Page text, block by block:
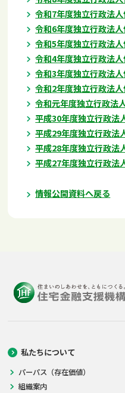
令和7年度独立行政法
令和6年度独立行政法
令和5年度独立行政法
令和4年度独立行政法
令和3年度独立行政法
令和2年度独立行政法
令和元年度独立行政法
平成30年度独立行政法
平成29年度独立行政法
平成28年度独立行政法
平成27年度独立行政法
情報公開資料へ戻る
私たちについて
パーパス（存在価値）
組織案内